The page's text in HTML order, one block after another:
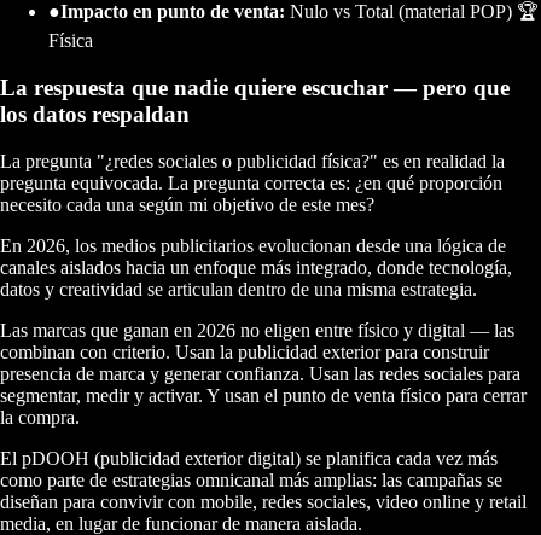
●Impacto en punto de venta: Nulo vs Total (material POP) 🏆
Física
La respuesta que nadie quiere escuchar — pero que
los datos respaldan
La pregunta "¿redes sociales o publicidad física?" es en realidad la
pregunta equivocada. La pregunta correcta es: ¿en qué proporción
necesito cada una según mi objetivo de este mes?
En 2026, los medios publicitarios evolucionan desde una lógica de
canales aislados hacia un enfoque más integrado, donde tecnología,
datos y creatividad se articulan dentro de una misma estrategia.
Las marcas que ganan en 2026 no eligen entre físico y digital — las
combinan con criterio. Usan la publicidad exterior para construir
presencia de marca y generar confianza. Usan las redes sociales para
segmentar, medir y activar. Y usan el punto de venta físico para cerrar
la compra.
El pDOOH (publicidad exterior digital) se planifica cada vez más
como parte de estrategias omnicanal más amplias: las campañas se
diseñan para convivir con mobile, redes sociales, video online y retail
media, en lugar de funcionar de manera aislada.